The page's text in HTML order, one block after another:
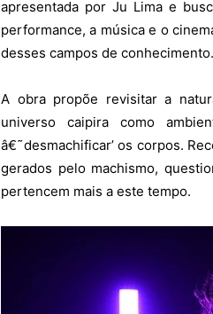
apresentada por Ju Lima e
performance, a música e o
desses campos de conhecimento.
A obra propõe revisitar a
universo caipira como
â€˜desmachificar’ os corpos.
gerados pelo machismo,
pertencem mais a este tempo.